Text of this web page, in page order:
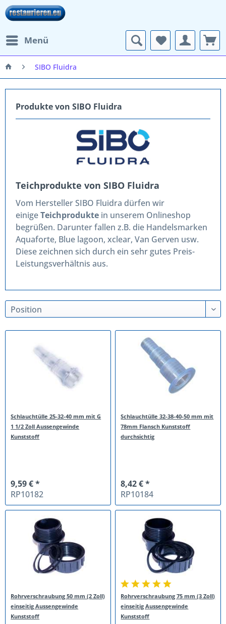
Menü
SIBO Fluidra
Produkte von SIBO Fluidra
Teichprodukte von SIBO Fluidra
Vom Hersteller SIBO Fluidra dürfen wir
einigeTeichprodukte in unserem Onlineshop
begrüßen. Darunter fallen z.B. die Handelsmarken
Aquaforte, Blue lagoon, xclear, Van Gerven usw.
Diese zeichnen sich durch ein sehr gutes Preis-
Leistungsverhältnis aus.
Schlauchtülle 25-32-40 mm mit G
1 1/2 Zoll Aussengewinde
Kunststoff
9,59 € *
RP10182
Schlauchtülle 32-38-40-50 mm mit
78mm Flansch Kunststoff
durchsichtig
8,42 € *
RP10184
Rohrverschraubung 50 mm (2 Zoll)
einseitig Aussengewinde
Kunststoff
Rohrverschraubung 75 mm (3 Zoll)
einseitig Aussengewinde
Kunststoff